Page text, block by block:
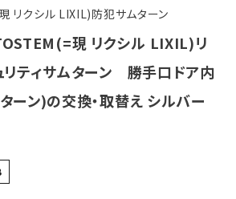
リクシル LIXIL)防犯サムターン
現 リクシル LIXIL)リ
リティサムターン 勝手口ドア内
ーン)の交換・取替え シルバー